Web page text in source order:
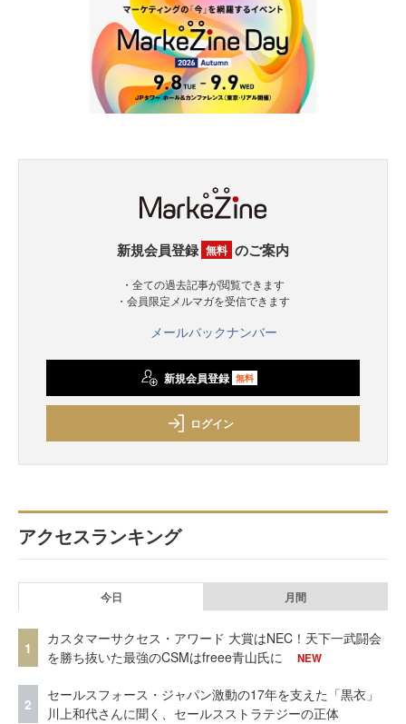
新規会員登録 無料 のご案内
・全ての過去記事が閲覧できます
・会員限定メルマガを受信できます
メールバックナンバー
新規会員登録 無料
ログイン
アクセスランキング
今日 月間
1
カスタマーサクセス・アワード 大賞はNEC！天下一武闘会
を勝ち抜いた最強のCSMはfreee青山氏に
NEW
2
セールスフォース・ジャパン激動の17年を支えた「黒衣」
川上和代さんに聞く、セールスストラテジーの正体